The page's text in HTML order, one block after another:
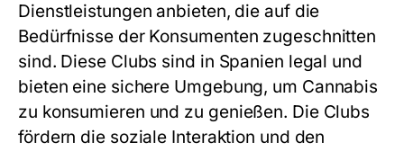
Dienstleistungen anbieten, die auf die
Bedürfnisse der Konsumenten zugeschnitten
sind. Diese Clubs sind in Spanien legal und
bieten eine sichere Umgebung, um Cannabis
zu konsumieren und zu genießen. Die Clubs
fördern die soziale Interaktion und den